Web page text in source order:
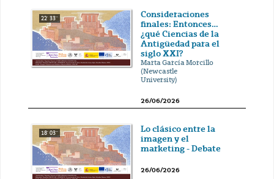
22' 33''
Consideraciones
finales: Entonces…
¿qué Ciencias de la
Antigüedad para el
siglo XXI?
Marta García Morcillo
(Newcastle
University)
26/06/2026
18' 03''
Lo clásico entre la
imagen y el
marketing - Debate
26/06/2026